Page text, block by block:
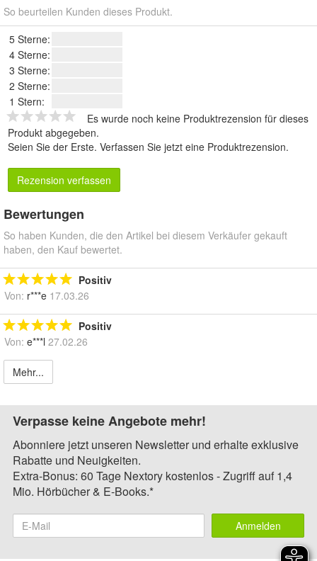
So beurteilen Kunden dieses Produkt.
5 Sterne:
4 Sterne:
3 Sterne:
2 Sterne:
1 Stern:
Es wurde noch keine Produktrezension für dieses
Produkt abgegeben.
Seien Sie der Erste. Verfassen Sie jetzt eine Produktrezension.
Rezension verfassen
Bewertungen
So haben Kunden, die den Artikel bei diesem Verkäufer gekauft
haben, den Kauf bewertet.
Positiv
Von: r***e 17.03.26
Positiv
Von: e***l 27.02.26
Mehr...
Verpasse keine Angebote mehr!
Abonniere jetzt unseren Newsletter und erhalte exklusive
Rabatte und Neuigkeiten.
Extra-Bonus: 60 Tage Nextory kostenlos - Zugriff auf 1,4
Mio. Hörbücher & E-Books.*
Anmelden